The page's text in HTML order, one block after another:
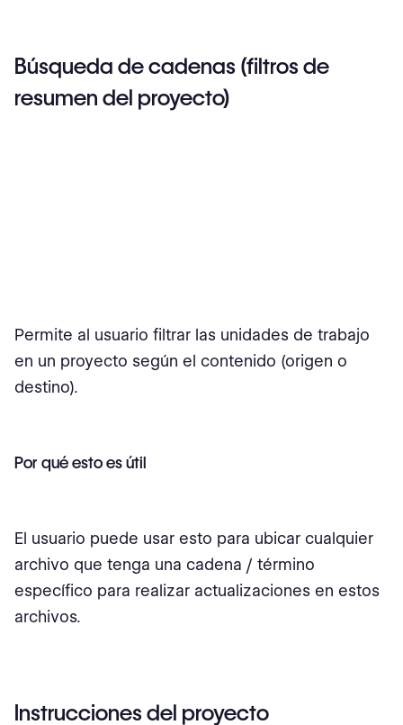
Búsqueda de cadenas (filtros de
resumen del proyecto)
Permite al usuario filtrar las unidades de trabajo
en un proyecto según el contenido (origen o
destino).
Por qué esto es útil
El usuario puede usar esto para ubicar cualquier
archivo que tenga una cadena / término
específico para realizar actualizaciones en estos
archivos.
Instrucciones del proyecto